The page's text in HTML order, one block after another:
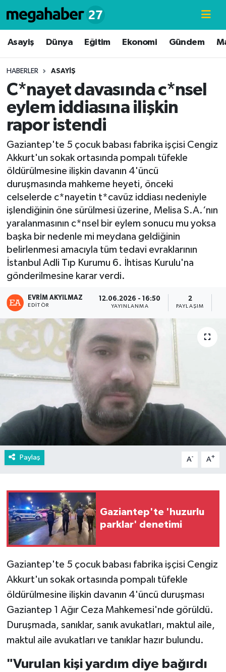
Asayiş Dünya Eğitim Ekonomi Gündem
HABERLER ASAYIŞ
C*nayet davasında c*nsel
eylem iddiasına ilişkin
rapor istendi
Gaziantep'te 5 çocuk babası fabrika işçisi Cengiz
Akkurt'un sokak ortasında pompalı tüfekle
öldürülmesine ilişkin davanın 4'üncü
duruşmasında mahkeme heyeti, önceki
celselerde c*nayetin t*cavüz iddiası nedeniyle
işlendiğinin öne sürülmesi üzerine, Melisa S.A.‘nın
yaralanmasının c*nsel bir eylem sonucu mu yoksa
başka bir nedenle mi meydana geldiğinin
belirlenmesi amacıyla tüm tedavi evraklarının
İstanbul Adli Tıp Kurumu 6. İhtisas Kurulu'na
gönderilmesine karar verdi.
EVRIM AKYILMAZ
EDITÖR
12.06.2026 - 16:50
YAYINLANMA
2
PAYLAŞIM
Paylaş A- A+
Gaziantep'te 'huzurlu
parklar' denetimi
Gaziantep'te 5 çocuk babası fabrika işçisi Cengiz
Akkurt'un sokak ortasında pompalı tüfekle
öldürülmesine ilişkin davanın 4'üncü duruşması
Gaziantep 1 Ağır Ceza Mahkemesi'nde görüldü.
Duruşmada, sanıklar, sanık avukatları, maktul aile,
maktul aile avukatları ve tanıklar hazır bulundu.
"Vurulan kişi yardım diye bağırdı
Hava Durumu
Süper Lig Puan Durumu ve Fikstür
Tüm Manşetler
Son Dakika Haberleri
Haber Arşivi